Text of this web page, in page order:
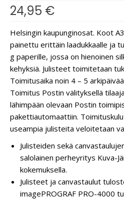
24,95 €
Helsingin kaupunginosat. Koot
painettu erittäin laadukkaalle ja
g paperille, jossa on hienoinen
kehyksiä. Julisteet toimitetaan
Toimitusaika noin 4 – 5
Toimitus Postin välityksellä
lähimpään olevaan Postin
pakettiautomaattiin.
useampia julisteita veloitetaan
Julisteiden sekä
salolainen perheyritys Kuva-
kokemuksella.
Julisteet ja canvastaulut
imagePROGRAF PRO-4000